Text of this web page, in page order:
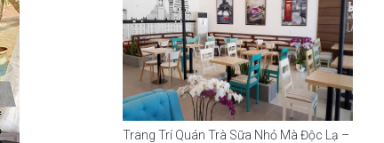
Trang Trí Quán Trà Sữa Nhỏ Mà Độc Lạ –